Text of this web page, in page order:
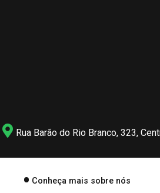
Rua Barão do Rio Branco, 323,
Conheça mais sobre nós